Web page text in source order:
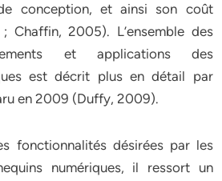
conception, et ainsi son coût
Chaffin, 2005). L’ensemble des
et applications des
est décrit plus en détail par
en 2009 (Duffy, 2009).
fonctionnalités désirées par les
numériques, il ressort un